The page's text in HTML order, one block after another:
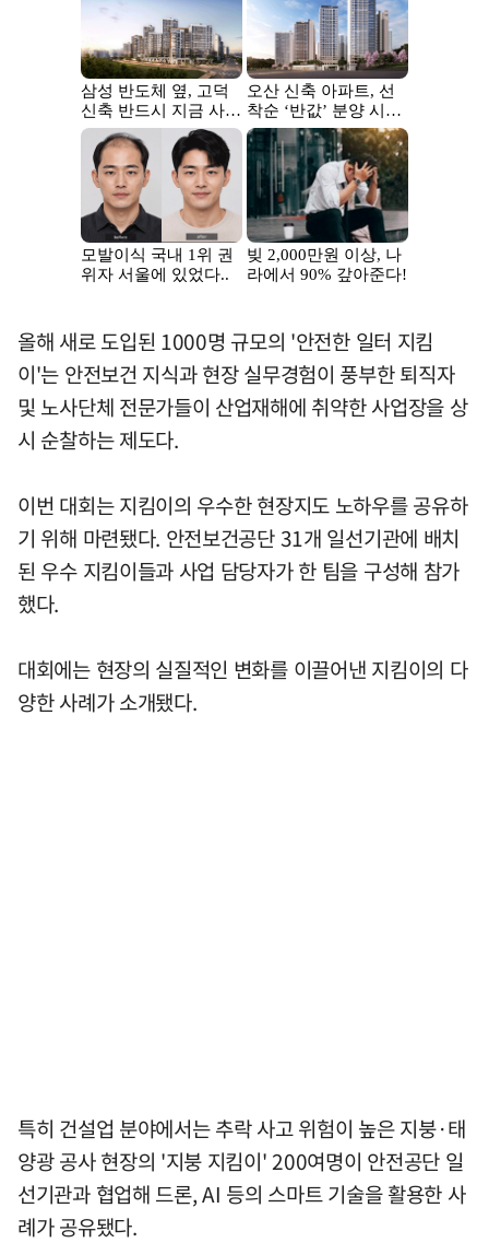
올해 새로 도입된 1000명 규모의 '안전한 일터 지킴
이'는 안전보건 지식과 현장 실무경험이 풍부한 퇴직자
및 노사단체 전문가들이 산업재해에 취약한 사업장을 상
시 순찰하는 제도다.
이번 대회는 지킴이의 우수한 현장지도 노하우를 공유하
기 위해 마련됐다. 안전보건공단 31개 일선기관에 배치
된 우수 지킴이들과 사업 담당자가 한 팀을 구성해 참가
했다.
대회에는 현장의 실질적인 변화를 이끌어낸 지킴이의 다
양한 사례가 소개됐다.
특히 건설업 분야에서는 추락 사고 위험이 높은 지붕·태
양광 공사 현장의 '지붕 지킴이' 200여명이 안전공단 일
선기관과 협업해 드론, AI 등의 스마트 기술을 활용한 사
례가 공유됐다.